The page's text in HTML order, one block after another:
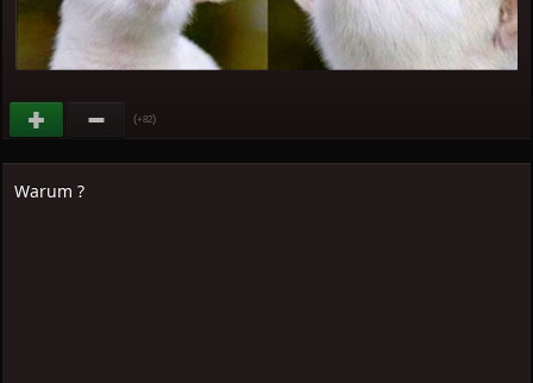
(+82)
Warum ?